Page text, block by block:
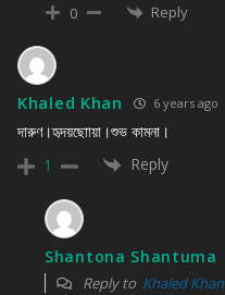
0 Reply
Khaled Khan 6 years ago
দারুণ।হৃদয়ছোায়া।শুভ কামনা।
1
Reply
Shantona Shantuma
Reply to Khaled Khan